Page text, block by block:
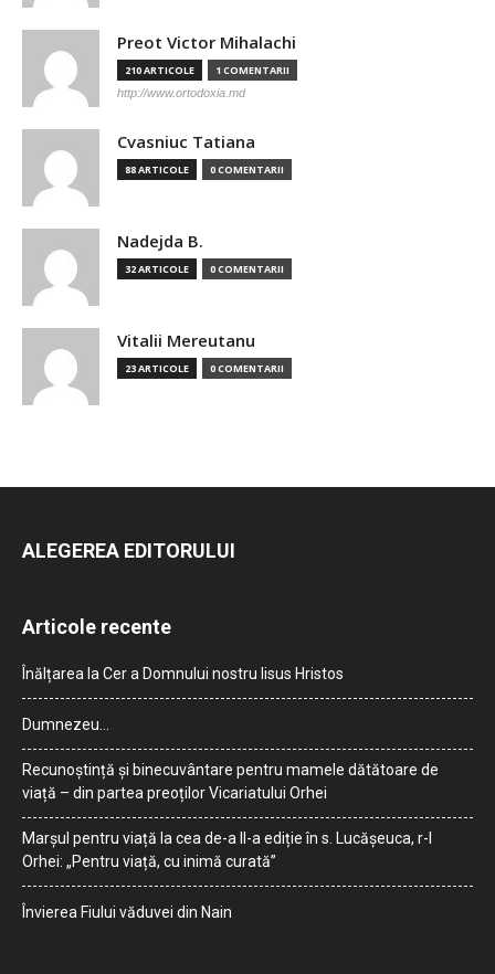
Preot Victor Mihalachi
210 ARTICOLE 1 COMENTARII
http://www.ortodoxia.md
Cvasniuc Tatiana
88 ARTICOLE 0 COMENTARII
Nadejda B.
32 ARTICOLE 0 COMENTARII
Vitalii Mereutanu
23 ARTICOLE 0 COMENTARII
ALEGEREA EDITORULUI
Articole recente
Înălțarea la Cer a Domnului nostru Iisus Hristos
Dumnezeu…
Recunoștință și binecuvântare pentru mamele dătătoare de
viață – din partea preoților Vicariatului Orhei
Marșul pentru viață la cea de-a II-a ediție în s. Lucășeuca, r-l
Orhei: „Pentru viață, cu inimă curată”
Învierea Fiului văduvei din Nain